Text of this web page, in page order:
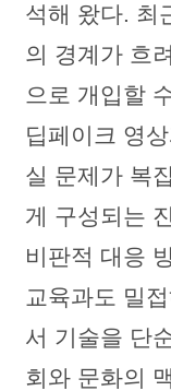
석해 왔다. 최
의 경계가 흐
으로 개입할
딥페이크 영
실 문제가 복
게 구성되는
비판적 대응
교육과도 밀
서 기술을 단
회와 문화의